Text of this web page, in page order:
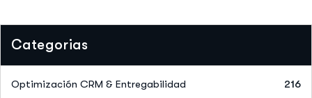
Categorias
Optimización CRM & Entregabilidad 216